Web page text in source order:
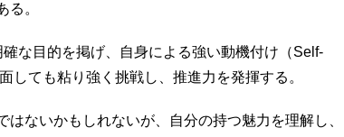
る。
な目的を掲げ、自身による強い動機付け（Self-
しても粘り強く挑戦し、推進力を発揮する。
ないかもしれないが、自分の持つ魅力を理解し、